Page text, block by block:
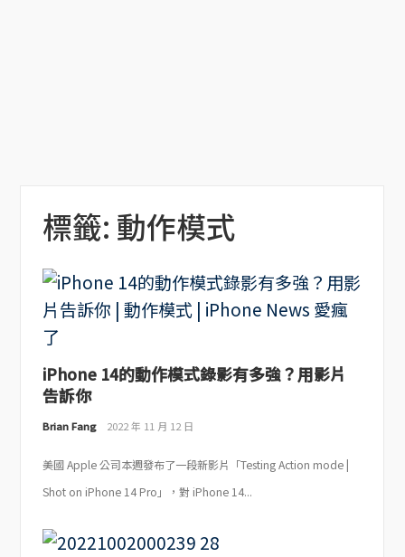
標籤: 動作模式
iPhone 14的動作模式錄影有多強？用影片
告訴你
Brian Fang 2022 年 11 月 12 日
美國 Apple 公司本週發布了一段新影片「Testing Action mode |
Shot on iPhone 14 Pro」，對 iPhone 14...